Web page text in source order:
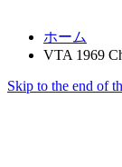
ホーム
VTA 1969
Skip to the end of